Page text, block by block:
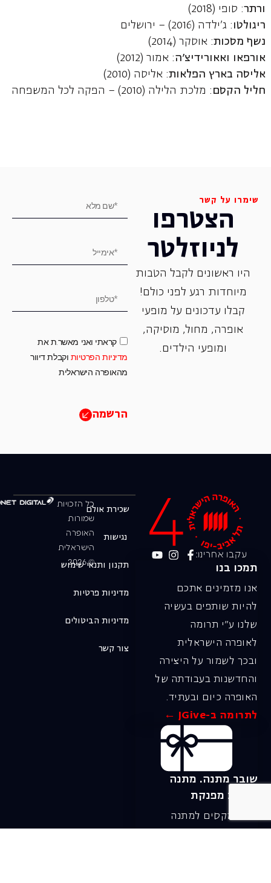
ורתר: סופי (2018)
ריגולטו : ג'ילדה (2016) – ירושלים
נשף מסכות: אוסקר (2014)
אורפאו ואאורידיצ'ה: אמור (2012)
אליסה בארץ הפלאות: אליסה (2010)
חליל הקסם : מלכת הלילה (2010) – הפקה לכל המשפחה
שימרו על קשר
הצטרפו
לניוזלטר
היו ראשונים לקבל הטבות
מיוחדות רגע לפני כולם!
קבלו עדכונים על מופעי
אופרה, ‏מחול, ‏מוסיקה,
ומופעי הילדים.
קראתי ואני מאשר.ת את
מדיניות הפרטיות וקבלת דיוור
מהאופרה הישראלית
הרשמה
עקבו אחרינו:
תמכו בנו
אנו מזמינים אתכם
להיות שותפים בעשיה
שלנו ע"י תרומה
לאופרה הישראלית
ובכך לשמור על היצירה
והחדשנות בעבודתה של
האופרה כיום ובעתיד.
לתרומה ב-JGive ←
שובר מתנה. מתנה
אישית מפנקת
רעיון מקסים למתנה
כל הזכויות
שמורות
האופרה
הישראלית
© 2026
שכירת אולם
נגישות
תקנון ותנאי שימוש
מדיניות פרטיות
מדיניות הביטולים
צור קשר